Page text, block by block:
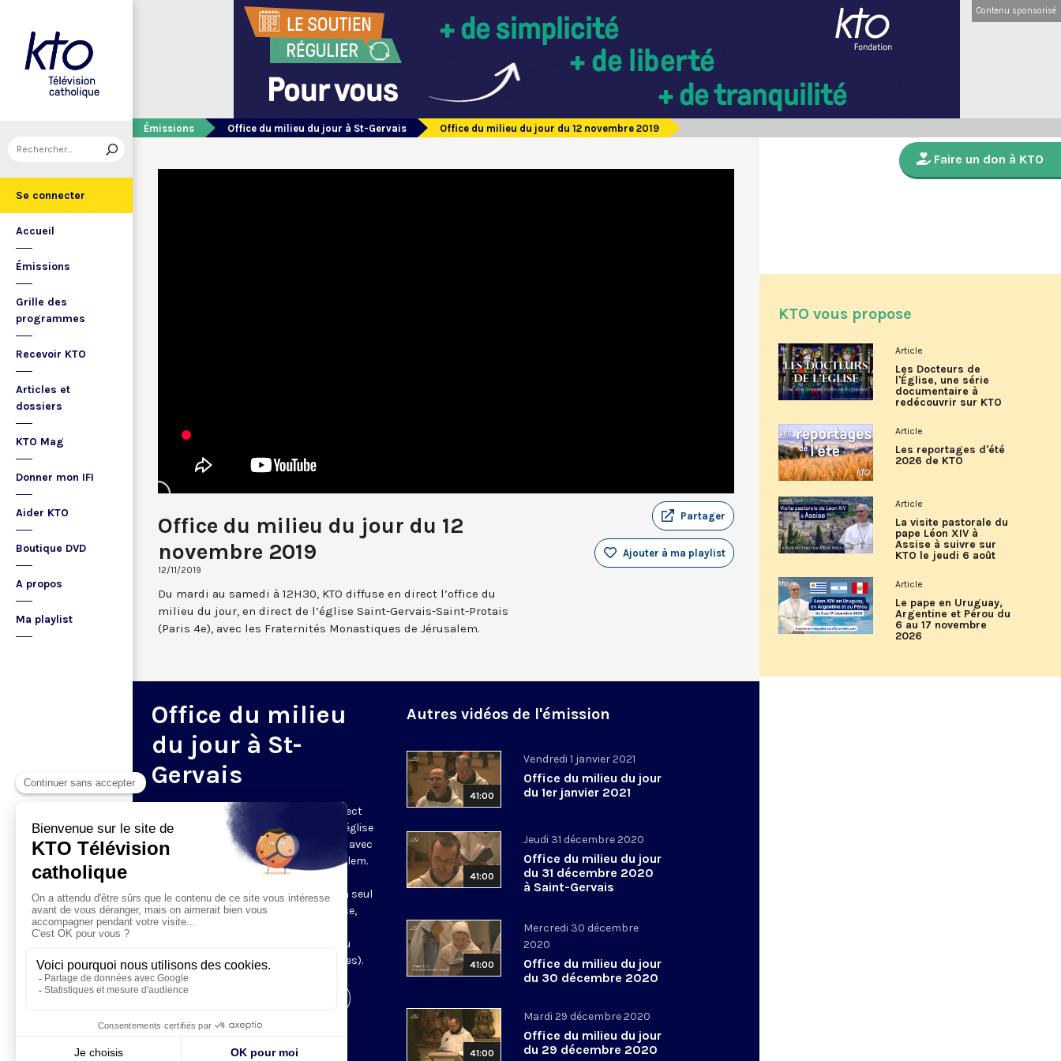
Se connecter
Accueil
Émissions
Grille des
programmes
Recevoir KTO
Articles et
dossiers
KTO Mag
Donner mon IFI
Aider KTO
Boutique DVD
A propos
Ma playlist
Contenu sponsorisé
Émissions Office du milieu du jour à St-Gervais Office du milieu du jour du 12 novembre 2019
Office du milieu du jour du 12
novembre 2019
12/11/2019
Partager
Ajouter à ma playlist
Du mardi au samedi à 12H30, KTO diffuse en direct l’office du
milieu du jour, en direct de l’église Saint-Gervais-Saint-Protais
(Paris 4e), avec les Fraternités Monastiques de Jérusalem.
Office du milieu
du jour à St-
Gervais
Du mardi au samedi, KTO diffuse en direct
l’office du milieu du jour, en direct de l’église
Saint-Gervais-Saint-Protais (Paris 4e), avec
les Fraternités Monastiques de Jérusalem.
L’Office du Milieu du Jour regroupe, en
particulier, «au milieu du jour» et en un seul
office, les heures monastiques de Tierce,
Sexte et None. Il permet à l’Église de
retrouver son Seigneur entre l’office du
matin (Laudes) et l’office du soir (Vêpres).
Autres vidéos de l'émission
41:00
Vendredi 1 janvier 2021
Office du milieu du jour
du 1er janvier 2021
41:00
Jeudi 31 décembre 2020
Office du milieu du jour
du 31 décembre 2020
à Saint-Gervais
41:00
Mercredi 30 décembre
2020
Office du milieu du jour
du 30 décembre 2020
41:00
Mardi 29 décembre 2020
Office du milieu du jour
du 29 décembre 2020
Faire un don à KTO
KTO vous propose
Article
Les Docteurs de
l'Église, une série
documentaire à
redécouvrir sur KTO
Article
Les reportages d'été
2026 de KTO
Article
La visite pastorale du
pape Léon XIV à
Assise à suivre sur
KTO le jeudi 6 août
Article
Le pape en Uruguay,
Argentine et Pérou du
6 au 17 novembre
2026